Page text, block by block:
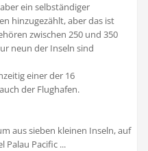
ein selbständiger
hinzugezählt, aber das ist
zwischen 250 und 350
neun der Inseln sind
einer der 16
der Flughafen.
aus sieben kleinen Inseln, auf
Palau Pacific ...